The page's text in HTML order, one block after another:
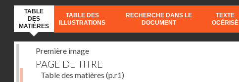
TABLE
DES
MATIÈRES
TABLE DES
ILLUSTRATIONS
RECHERCHE DANS LE
DOCUMENT
TEXTE
OCÉRISÉ
Première image
PAGE DE TITRE
Table des matières (p.r1)